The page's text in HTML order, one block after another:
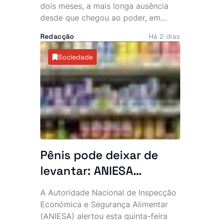
da cena pública e
oposição exige
explicações
dois meses, a mais longa ausência
desde que chegou ao poder, em
Europa intensificou as críticas da
oposição e voltou a alimentar
especulações sobre o estado de
saúde do chefe de Estado, de 93
anos.
Redacção Há 2 dias
Sociedade
Pênis pode deixar de
levantar: ANIESA
desaconselha consumo
de Power Plus e Motu
A Autoridade Nacional de Inspecção
Económica e Segurança Alimentar
(ANIESA) alertou esta quinta-feira